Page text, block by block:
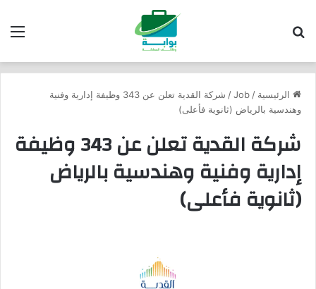
الرئيسية /
Job
/
شركة القدية تعلن عن 343 وظيفة إدارية وفنية
وهندسية بالرياض (ثانوية فأعلى)
شركة القدية تعلن عن 343 وظيفة
إدارية وفنية وهندسية بالرياض
(ثانوية فأعلى)